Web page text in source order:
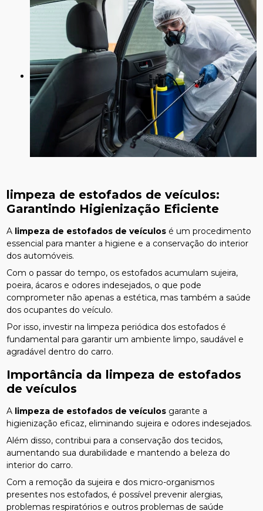
limpeza de estofados de veículos:
Garantindo Higienização Eficiente
A limpeza de estofados de veículos é um procedimento
essencial para manter a higiene e a conservação do interior
dos automóveis.
Com o passar do tempo, os estofados acumulam sujeira,
poeira, ácaros e odores indesejados, o que pode
comprometer não apenas a estética, mas também a saúde
dos ocupantes do veículo.
Por isso, investir na limpeza periódica dos estofados é
fundamental para garantir um ambiente limpo, saudável e
agradável dentro do carro.
Importância da limpeza de estofados
de veículos
A limpeza de estofados de veículos garante a
higienização eficaz, eliminando sujeira e odores indesejados.
Além disso, contribui para a conservação dos tecidos,
aumentando sua durabilidade e mantendo a beleza do
interior do carro.
Com a remoção da sujeira e dos micro-organismos
presentes nos estofados, é possível prevenir alergias,
problemas respiratórios e outros problemas de saúde